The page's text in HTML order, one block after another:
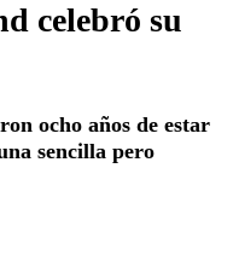
celebró su
ocho años de estar
sencilla pero